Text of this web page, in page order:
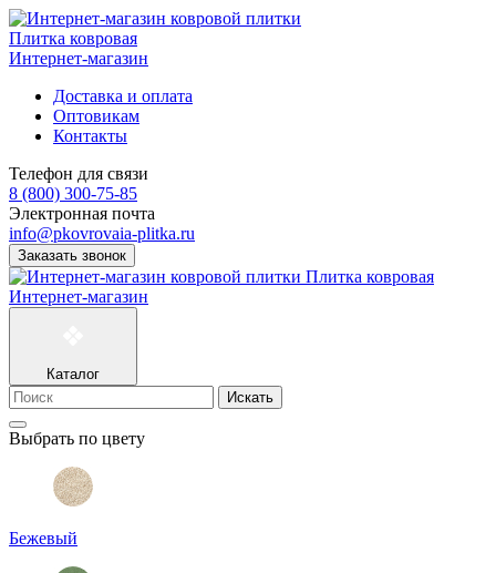
Плитка ковровая
Интернет-магазин
Доставка и оплата
Оптовикам
Контакты
Телефон для связи
8 (800) 300-75-85
Электронная почта
info@pkovrovaia-plitka.ru
Заказать звонок
Плитка ковровая
Интернет-магазин
Каталог
Искать
Выбрать по цвету
Бежевый